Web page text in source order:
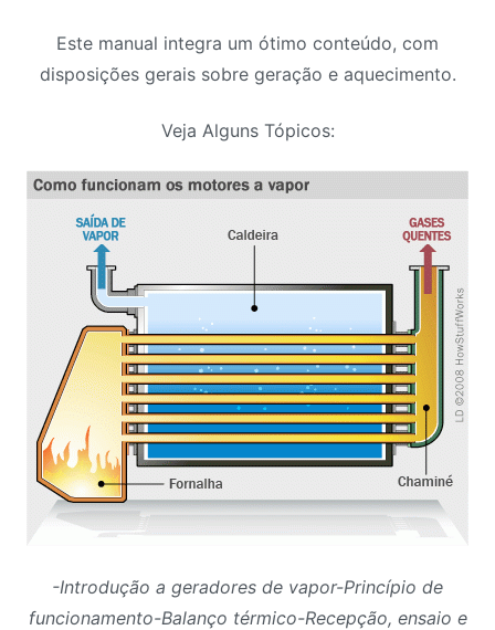
Este manual integra um ótimo conteúdo, com
disposições gerais sobre geração e aquecimento.
Veja Alguns Tópicos:
-Introdução a geradores de vapor-Princípio de
funcionamento-Balanço térmico-Recepção, ensaio e